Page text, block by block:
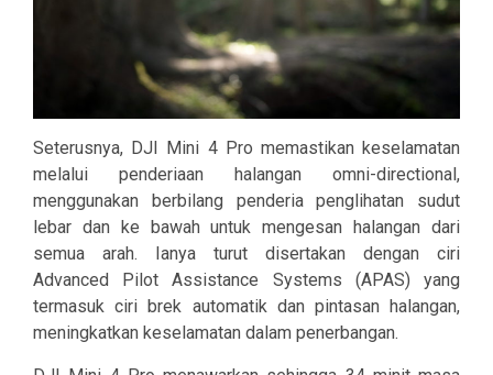
Seterusnya, DJI Mini 4 Pro memastikan keselamatan
melalui penderiaan halangan omni-directional,
menggunakan berbilang penderia penglihatan sudut
lebar dan ke bawah untuk mengesan halangan dari
semua arah. Ianya turut disertakan dengan ciri
Advanced Pilot Assistance Systems (APAS) yang
termasuk ciri brek automatik dan pintasan halangan,
meningkatkan keselamatan dalam penerbangan.